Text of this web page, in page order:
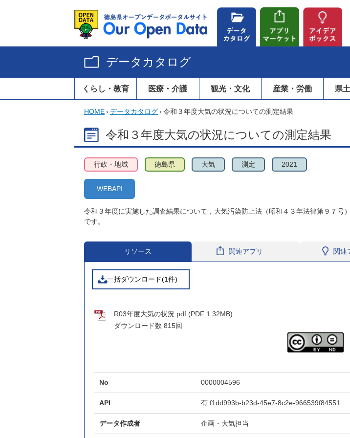
データカタログ
くらし・教育 医療・介護 観光・文化 産業・労働 県
HOME› データカタログ› 令和３年度大気の状況についての測定結果
令和３年度大気の状況についての測定結果
行政・地域 徳島県 大気 測定 2021
WEBAPI
令和３年度に実施した調査結果について，大気汚染防止法（昭和４３年法律第９７
です。
リソース 関連アプリ 関連
一括ダウンロード(1件)
R03年度大気の状況.pdf (PDF 1.32MB)
ダウンロード数 815回
No 0000004596
API 有 f1dd993b-b23d-45e7-8c2e-966539f84551
データ作成者 企画・大気担当